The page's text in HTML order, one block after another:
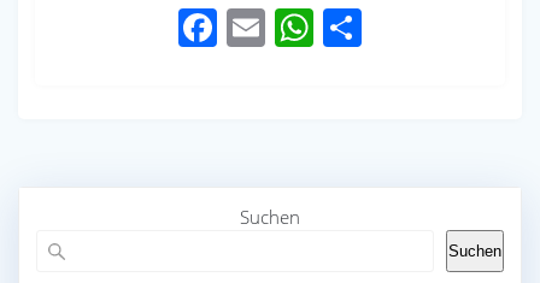
F
o
E W
Suchen
Suchen